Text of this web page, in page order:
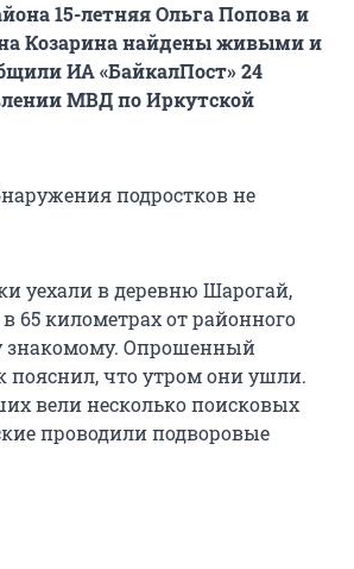
15-летняя Ольга Попова и
Козарина найдены живыми и
ИА «БайкалПост» 24
МВД по Иркутской
подростков не
уехали в деревню Шарогай,
65 километрах от районного
знакомому. Опрошенный
пояснил, что утром они ушли.
вели несколько поисковых
проводили подворовые